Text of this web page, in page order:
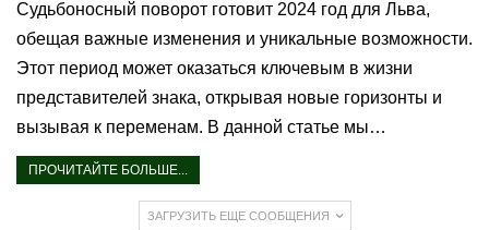
Судьбоносный поворот готовит 2024 год для Льва,
обещая важные изменения и уникальные возможности.
Этот период может оказаться ключевым в жизни
представителей знака, открывая новые горизонты и
вызывая к переменам. В данной статье мы…
ПРОЧИТАЙТЕ БОЛЬШЕ...
ЗАГРУЗИТЬ ЕЩЕ СООБЩЕНИЯ